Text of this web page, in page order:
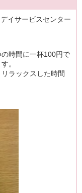
デイサービスセンター
時間に一杯100円で
。
ラックスした時間